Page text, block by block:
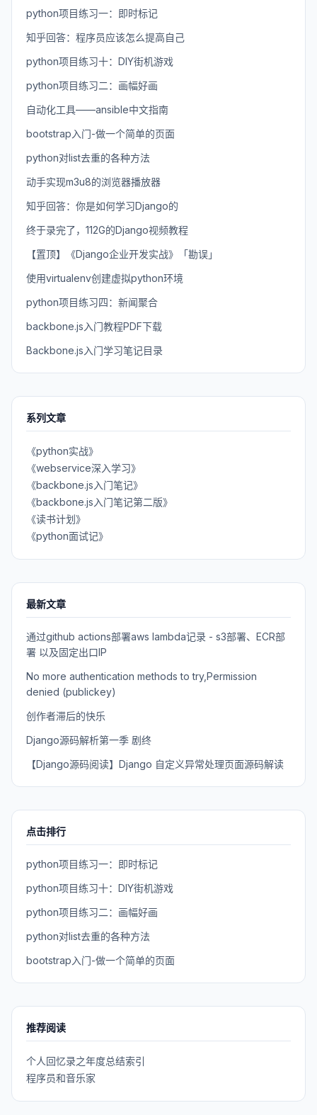
python项目练习一：即时标记
知乎回答：程序员应该怎么提高自己
python项目练习十：DIY街机游戏
python项目练习二：画幅好画
自动化工具——ansible中文指南
bootstrap入门-做一个简单的页面
python对list去重的各种方法
动手实现m3u8的浏览器播放器
知乎回答：你是如何学习Django的
终于录完了，112G的Django视频教程
【置顶】《Django企业开发实战》「勘误」
使用virtualenv创建虚拟python环境
python项目练习四：新闻聚合
backbone.js入门教程PDF下载
Backbone.js入门学习笔记目录
系列文章
《python实战》
《webservice深入学习》
《backbone.js入门笔记》
《backbone.js入门笔记第二版》
《读书计划》
《python面试记》
最新文章
通过github actions部署aws lambda记录 - s3部署、ECR部
署 以及固定出口IP
No more authentication methods to try,Permission
denied (publickey)
创作者滞后的快乐
Django源码解析第一季 剧终
【Django源码阅读】Django 自定义异常处理页面源码解读
点击排行
python项目练习一：即时标记
python项目练习十：DIY街机游戏
python项目练习二：画幅好画
python对list去重的各种方法
bootstrap入门-做一个简单的页面
推荐阅读
个人回忆录之年度总结索引
程序员和音乐家